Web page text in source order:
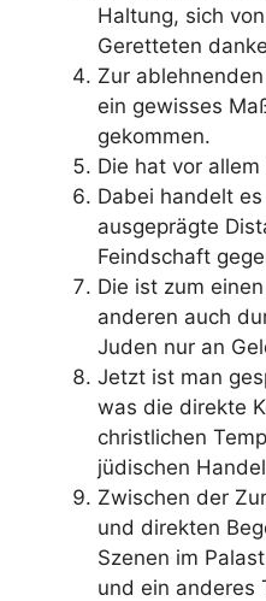
Haltung, sich
Geretteten
Zur
ein gewisses
gekommen.
Die hat vor
Dabei handelt
ausgeprägte
Feindschaft
Die ist zum
anderen auch
Juden nur an
Jetzt ist man
was die direkte
christlichen
jüdischen
Zwischen der
und direkten
Szenen im
und ein anderes